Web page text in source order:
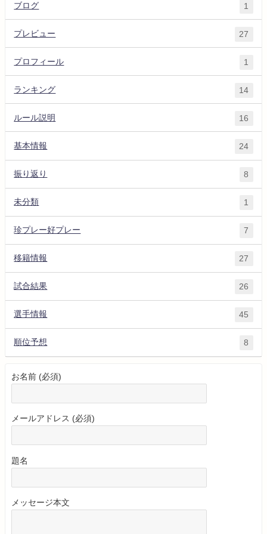
ブログ 1
プレビュー 27
プロフィール 1
ランキング 14
ルール説明 16
基本情報 24
振り返り 8
未分類 1
珍プレー好プレー 7
移籍情報 27
試合結果 26
選手情報 45
順位予想 8
お名前 (必須)
メールアドレス (必須)
題名
メッセージ本文